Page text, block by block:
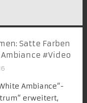
Satte Farben
#Video
Ambiance“-
erweitert,